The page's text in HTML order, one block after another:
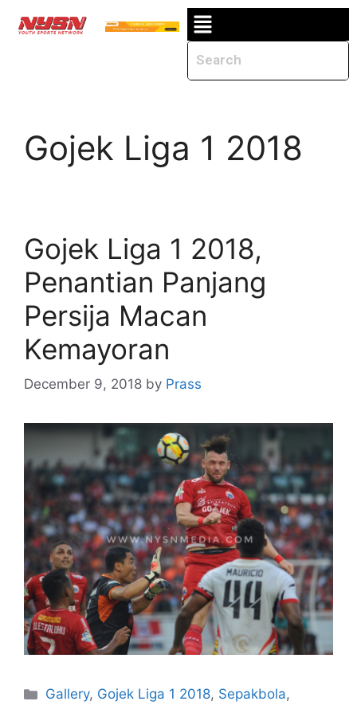
Gojek Liga 1 2018
Gojek Liga 1 2018,
Penantian Panjang
Persija Macan
Kemayoran
December 9, 2018 by Prass
Gallery, Gojek Liga 1 2018, Sepakbola,